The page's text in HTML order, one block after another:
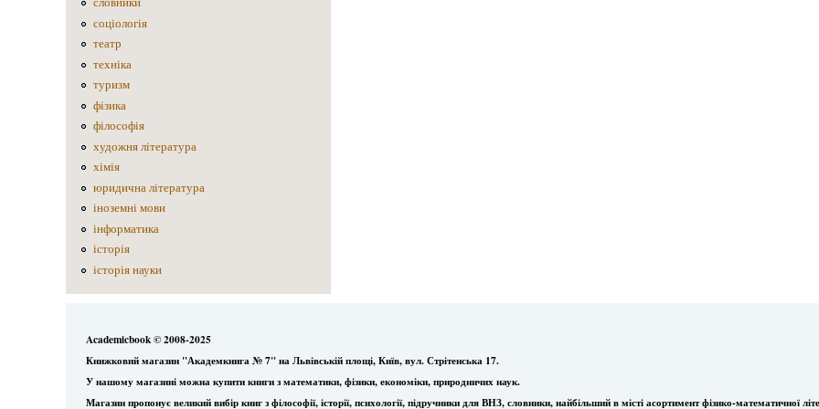
соціологія
театр
техніка
туризм
фізика
філософія
художня література
хімія
юридична література
іноземні мови
інформатика
історія
історія науки
Academicbook © 2008-2025
Книжковий магазин "Академкнига № 7" на Львівській площі, Київ, вул. Стрітенська 17.
У нашому магазині можна купити книги з математики, фізики, економіки, природничих наук.
Магазин пропонує великий вибір книг з філософії, історії, психології, підручники для ВНЗ, словники, найбільший в місті асортимент фізико-математичної